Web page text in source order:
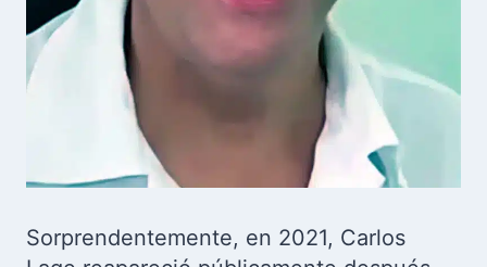
Sorprendentemente, en 2021, Carlos